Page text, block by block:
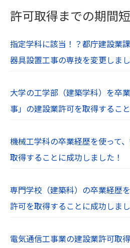
許可取得までの期間
指定学科に該当！？都庁建設業
器具設置工事の専技を変更しまし
大学の工学部（建築学科）を卒
事」の建設業許可を取得するこ
機械工学科の卒業経歴を使って
取得することに成功しました！
専門学校（建築科）の卒業経歴
許可を取得することに成功しまし
電気通信工事業の建設業許可取